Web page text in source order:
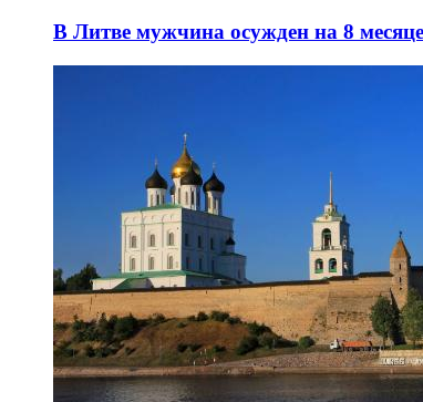
В Литве мужчина осужден на 8